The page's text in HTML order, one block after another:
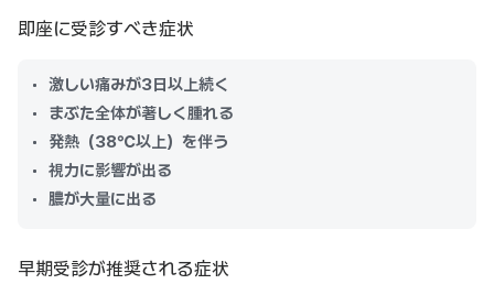
即座に受診すべき症状
激しい痛みが3日以上続く
まぶた全体が著しく腫れる
発熱（38℃以上）を伴う
視力に影響が出る
膿が大量に出る
早期受診が推奨される症状